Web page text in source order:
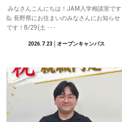
みなさんこんにちは！JAM入学相談室です
🙋 長野県にお住まいのみなさんにお知らせ
です！8/29(土 ･･･
2026.7.23 │オープンキャンパス